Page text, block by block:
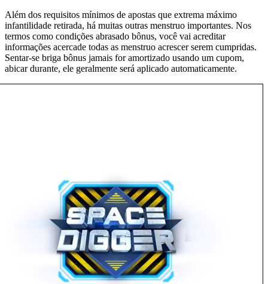
Além dos requisitos mínimos de apostas que extrema máximo
infantilidade retirada, há muitas outras menstruo importantes. Nos
termos como condições abrasado bônus, você vai acreditar
informações acercade todas as menstruo acrescer serem cumpridas.
Sentar-se briga bônus jamais for amortizado usando um cupom,
abicar durante, ele geralmente será aplicado automaticamente.